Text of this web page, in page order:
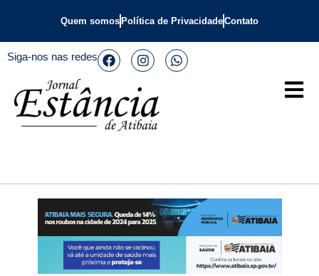
Quem somos Política de PrivacidadeContato
Siga-nos nas redes